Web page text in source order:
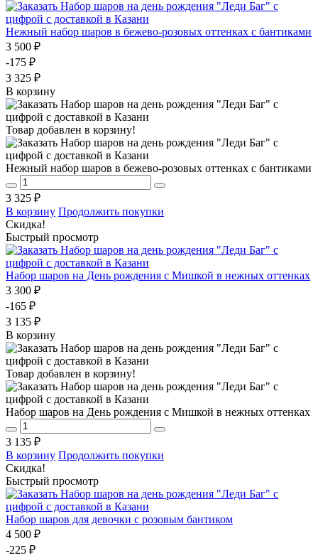
Нежный набор шаров в бежево-розовых оттенках с бантиками
3 500 ₽
-175 ₽
3 325 ₽
В корзину
Товар добавлен в корзину!
Нежный набор шаров в бежево-розовых оттенках с бантиками
3 325 ₽
В корзину Продолжить покупки
Скидка!
Быстрый просмотр
Набор шаров на День рождения с Мишкой в нежных оттенках
3 300 ₽
-165 ₽
3 135 ₽
В корзину
Товар добавлен в корзину!
Набор шаров на День рождения с Мишкой в нежных оттенках
3 135 ₽
В корзину Продолжить покупки
Скидка!
Быстрый просмотр
Набор шаров для девочки с розовым бантиком
4 500 ₽
-225 ₽